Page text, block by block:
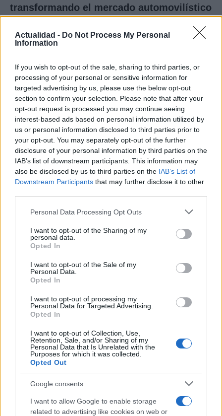
Actualidad - Do Not Process My Personal
Information
If you wish to opt-out of the sale, sharing to third parties, or
processing of your personal or sensitive information for
targeted advertising by us, please use the below opt-out
section to confirm your selection. Please note that after your
opt-out request is processed you may continue seeing
interest-based ads based on personal information utilized by
us or personal information disclosed to third parties prior to
your opt-out. You may separately opt-out of the further
disclosure of your personal information by third parties on the
IAB’s list of downstream participants. This information may
also be disclosed by us to third parties on the IAB’s List of
Downstream Participants that may further disclose it to other
Please note that this website/app uses one or more Google
not limited to your visit or usage behaviour. You may click to
grant or deny consent to Google and its third-party tags to
use your data for below specified purposes in below Google
consent section.
Personal Data Processing Opt Outs
I want to opt-out of the Sharing of my
personal data.
Opted In
I want to opt-out of the Sale of my
Personal Data.
Opted In
I want to opt-out of processing my
Personal Data for Targeted Advertising.
Opted In
I want to opt-out of Collection, Use,
Retention, Sale, and/or Sharing of my
Personal Data that Is Unrelated with the
Purposes for which it was collected.
Opted Out
Google consents
I want to allow Google to enable storage
related to advertising like cookies on web or
transformando el mercado automovilístico
Los coches chinos están dominando el mercado español…
AUTOMOVIL
Los coches más buscados
AUTOMOVIL
Compra tu coche de segunda mano en
Heycar
¿Estás pensando en renovar tu coche? Apostar por…